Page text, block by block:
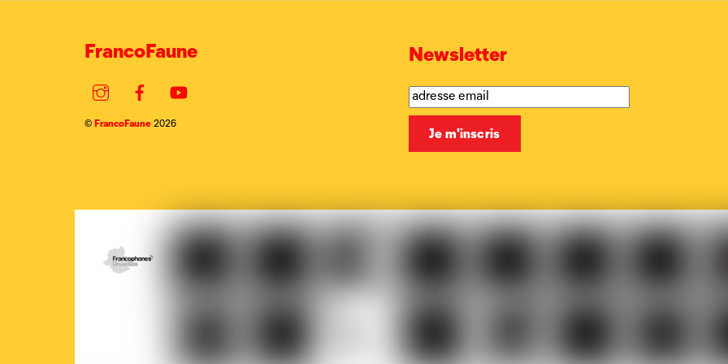
FrancoFaune
Instagram
© FrancoFaune2026
Newsletter
COCOF
Wallonie-
nationalede